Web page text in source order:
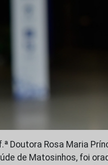
Doutora Rosa Maria
de Matosinhos, foi